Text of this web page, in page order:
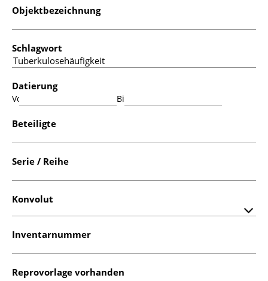
Objektbezeichnung
Schlagwort
Datierung
Von: Bis:
Beteiligte
Serie / Reihe
Konvolut
Inventarnummer
Reprovorlage vorhanden